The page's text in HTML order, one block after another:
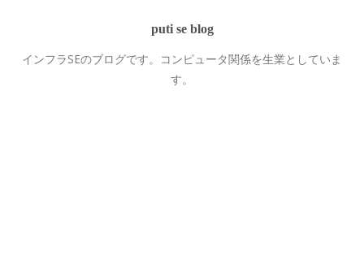
puti se blog
インフラSEのブログです。コンピュータ関係を生業としていま
す。